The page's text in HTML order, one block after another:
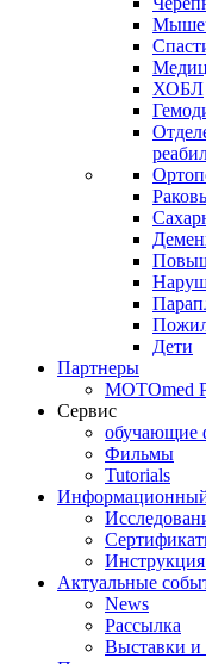
ХОБЛ
Дети
Партнеры
MOTOmed
Сервис
обучающие
Фильмы
Tutorials
Актуальные
News
Рассылка
Выставки и